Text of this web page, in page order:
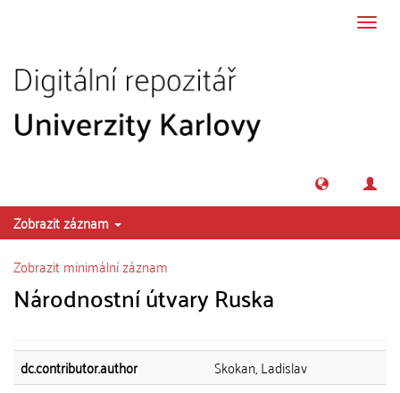
Zobrazit záznam
Zobrazit minimální záznam
Národnostní útvary Ruska
dc.contributor.author
Skokan, Ladislav